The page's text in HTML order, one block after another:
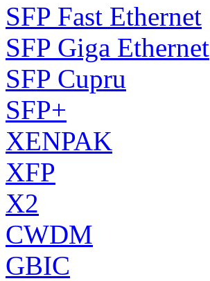
SFP Fast Ethernet
SFP Giga Ethernet
SFP Cupru
SFP+
XENPAK
XFP
X2
CWDM
GBIC